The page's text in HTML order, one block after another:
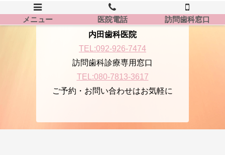
内田歯科医院
TEL:092-926-7474
訪問歯科診療専用窓口
TEL:080-7813-3617
ご予約・お問い合わせはお気軽に
メニュー 医院電話 訪問歯科窓口